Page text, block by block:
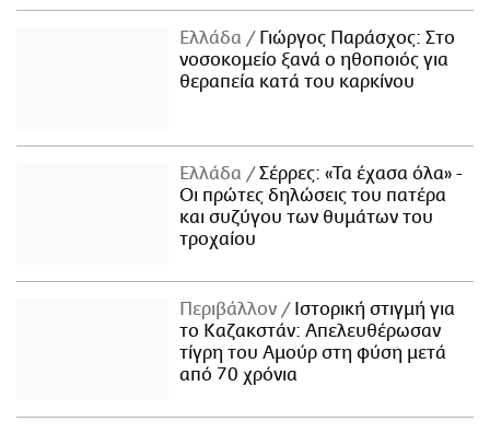
Ελλάδα
Γιώργος Παράσχος: Στο
νοσοκομείο ξανά ο ηθοποιός για
θεραπεία κατά του καρκίνου
Ελλάδα
Σέρρες: «Τα έχασα όλα» -
Οι πρώτες δηλώσεις του πατέρα
και συζύγου των θυμάτων του
τροχαίου
Περιβάλλον
Ιστορική στιγμή για
το Καζακστάν: Απελευθέρωσαν
τίγρη του Αμούρ στη φύση μετά
από 70 χρόνια